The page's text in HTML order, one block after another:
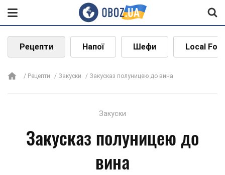
Рецепти Напої Шефи Local
Рецепти Закуски Закусказ полуницею до вина
Закуски
Закусказ полуницею до
вина